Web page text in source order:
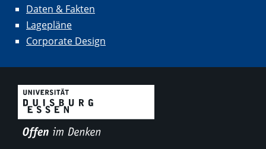
Daten & Fakten
Lagepläne
Corporate Design